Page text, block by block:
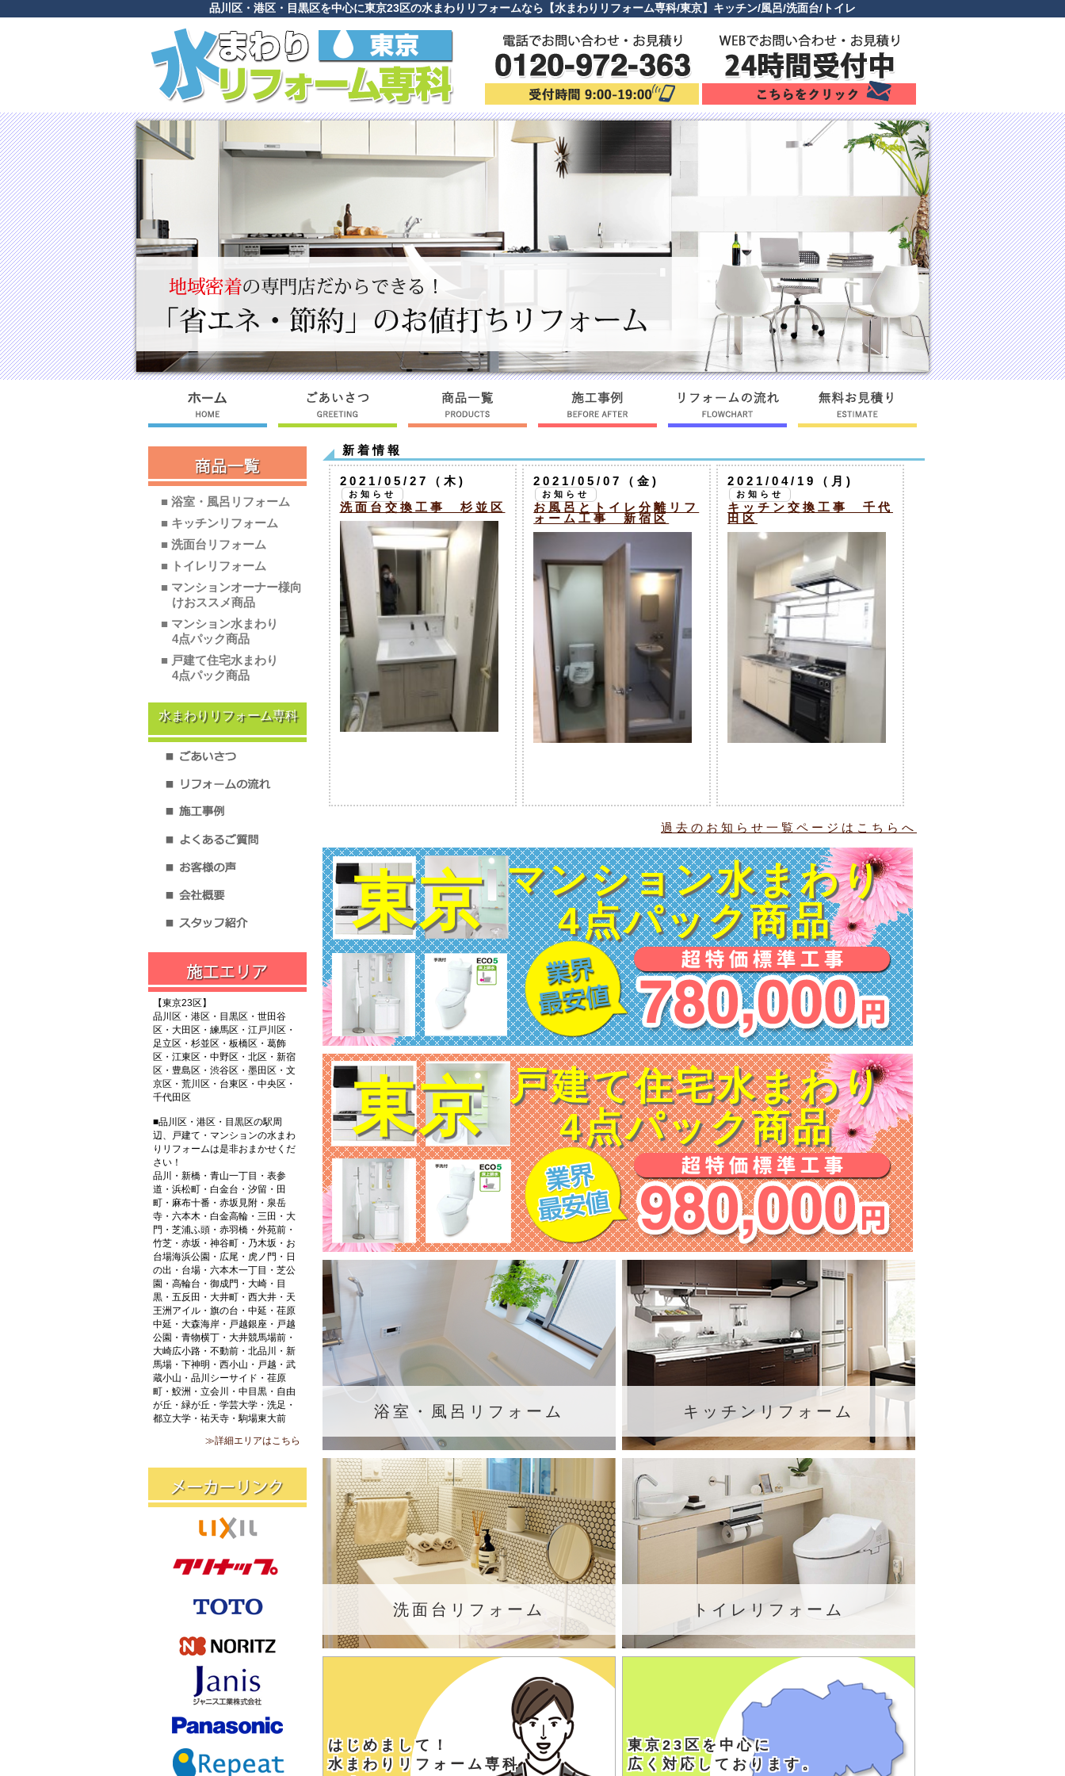
品川区・港区・目黒区を中心に東京23区の水まわりリフォームなら【水まわりリフォーム専科/東京】キッチン/風呂/洗面台/トイレ
■ 浴室・風呂リフォーム
■ キッチンリフォーム
■ 洗面台リフォーム
■ トイレリフォーム
■ マンションオーナー様向
けおススメ商品
■ マンション水まわり
4点パック商品
■ 戸建て住宅水まわり
4点パック商品
水まわりリフォーム専科
【東京23区】
品川区・港区・目黒区・世田谷
区・大田区・練馬区・江戸川区・
足立区・杉並区・板橋区・葛飾
区・江東区・中野区・北区・新宿
区・豊島区・渋谷区・墨田区・文
京区・荒川区・台東区・中央区・
千代田区
■品川区・港区・目黒区の駅周
辺、戸建て・マンションの水まわ
りリフォームは是非おまかせくだ
さい！
品川・新橋・青山一丁目・表参
道・浜松町・白金台・汐留・田
町・麻布十番・赤坂見附・泉岳
寺・六本木・白金高輪・三田・大
門・芝浦ふ頭・赤羽橋・外苑前・
竹芝・赤坂・神谷町・乃木坂・お
台場海浜公園・広尾・虎ノ門・日
の出・台場・六本木一丁目・芝公
園・高輪台・御成門・大崎・目
黒・五反田・大井町・西大井・天
王洲アイル・旗の台・中延・荏原
中延・大森海岸・戸越銀座・戸越
公園・青物横丁・大井競馬場前・
大崎広小路・不動前・北品川・新
馬場・下神明・西小山・戸越・武
蔵小山・品川シーサイド・荏原
町・鮫洲・立会川・中目黒・自由
が丘・緑が丘・学芸大学・洗足・
都立大学・祐天寺・駒場東大前
≫詳細エリアはこちら
新着情報
2021/05/27（木)
お知らせ
洗面台交換工事 杉並区
2021/05/07（金)
お知らせ
お風呂とトイレ分離リフ
ォーム工事 新宿区
2021/04/19（月)
お知らせ
キッチン交換工事 千代
田区
過去のお知らせ一覧ページはこちらへ
東京 マンション水まわり
4点パック商品
東京
戸建て住宅水まわり
4点パック商品
浴室・風呂リフォーム キッチンリフォーム
洗面台リフォーム トイレリフォーム
はじめまして！
水まわりリフォーム専科
東京23区を中心に
広く対応しております。